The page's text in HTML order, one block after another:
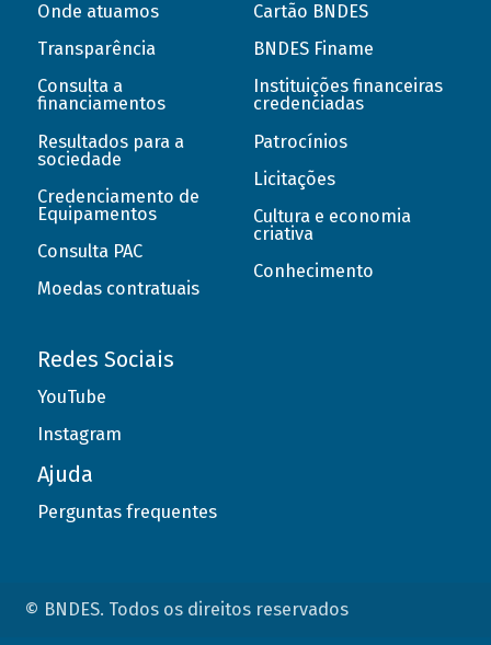
Onde atuamos
Transparência
Consulta a
financiamentos
Resultados para a
sociedade
Credenciamento de
Equipamentos
Consulta PAC
Moedas contratuais
Cartão BNDES
BNDES Finame
Instituições financeiras
credenciadas
Patrocínios
Licitações
Cultura e economia
criativa
Conhecimento
Redes Sociais
YouTube
Instagram
Ajuda
Perguntas frequentes
© BNDES. Todos os direitos reservados